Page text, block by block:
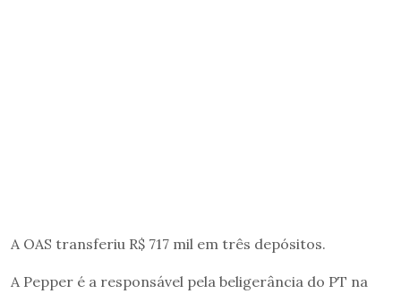
A OAS transferiu R$ 717 mil em três depósitos.
A Pepper é a responsável pela beligerância do PT na